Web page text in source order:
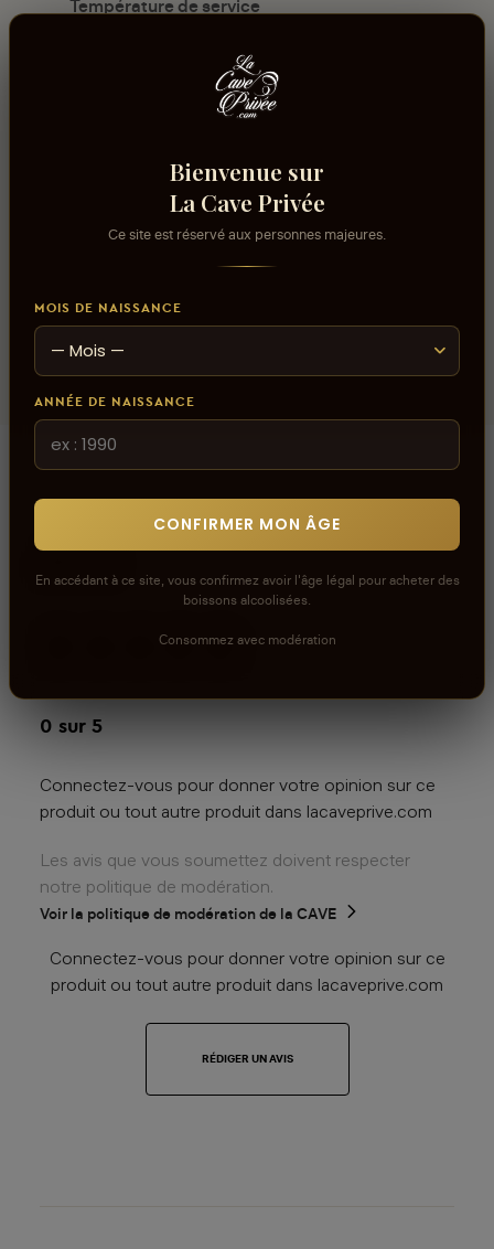
Température de service
Volume alcool
Domaine
Domaine Kientzler
Avis
0 sur 5
Connectez-vous pour donner votre opinion sur ce
produit ou tout autre produit dans lacaveprive.com
Les avis que vous soumettez doivent respecter
notre politique de modération.
Voir la politique de modération de la CAVE
Connectez-vous pour donner votre opinion sur ce
produit ou tout autre produit dans lacaveprive.com
RÉDIGER UN AVIS
Bienvenue sur
La Cave Privée
Ce site est réservé aux personnes majeures.
MOIS DE NAISSANCE
ANNÉE DE NAISSANCE
CONFIRMER MON ÂGE
En accédant à ce site, vous confirmez avoir l'âge légal pour acheter des
boissons alcoolisées.
Consommez avec modération